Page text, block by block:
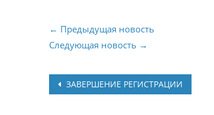
← Предыдущая новость
Следующая новость →
Post
ЗАВЕРШЕНИЕ РЕГИСТРАЦИИ